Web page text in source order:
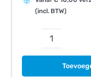
(incl. BTW)
Prestatie
Genen